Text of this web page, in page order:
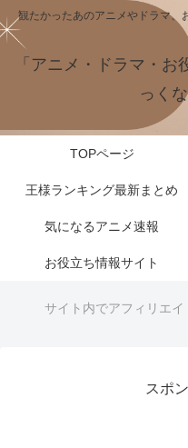
観たかったあのアニメやドラマ、
「アニメ・ドラマ・
っく
TOPページ
王様ランキング最新まとめ
気になるアニメ速報
お役立ち情報サイト
サイト内でアフィリエ
スポ